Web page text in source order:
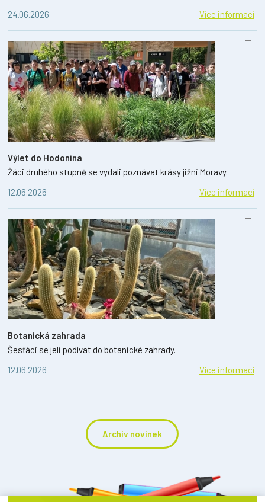
24.06.2026
Více informací
Výlet do Hodonína
Žáci druhého stupně se vydali poznávat krásy jižní Moravy.
12.06.2026
Více informací
Botanická zahrada
Šesťáci se jeli podívat do botanické zahrady.
12.06.2026
Více informací
Archiv novinek